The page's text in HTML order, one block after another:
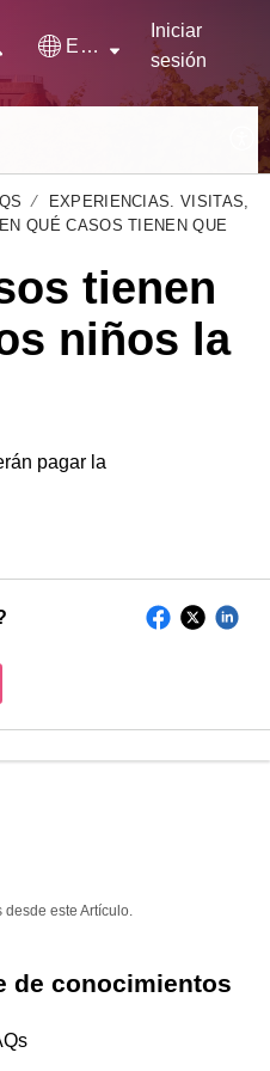
Español (España)
Iniciar
sesión
EXPERIENCIAS. VISITAS,
QUÉ CASOS TIENEN QUE
tienen
niños la
pagar la
este Artículo.
de conocimientos